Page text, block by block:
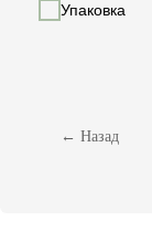
Упаковка
← Назад